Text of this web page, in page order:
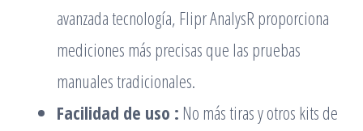
avanzada tecnología, Flipr AnalysR proporciona
mediciones más precisas que las pruebas
manuales tradicionales.
Facilidad de uso : No más tiras y otros kits de